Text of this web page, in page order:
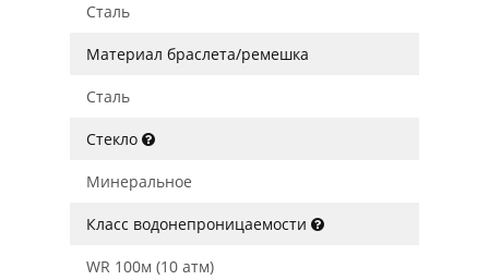
Сталь
Материал браслета/ремешка
Сталь
Стекло
Минеральное
Класс водонепроницаемости
WR 100м (10 атм)